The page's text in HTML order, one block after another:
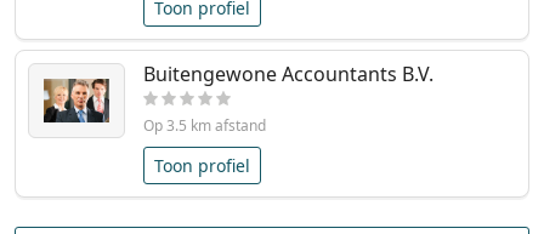
Toon profiel
Buitengewone Accountants B.V.
Op 3.5 km afstand
Toon profiel